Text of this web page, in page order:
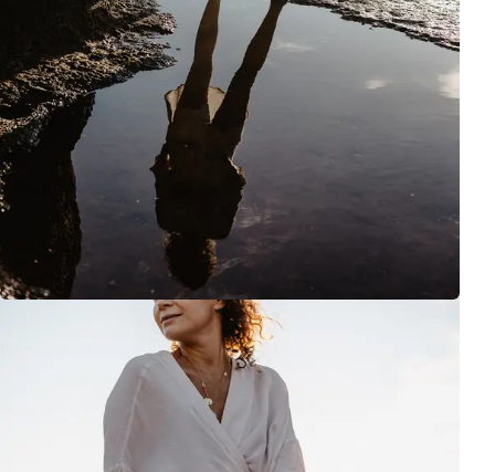
Podczas sesji rozmawiałyśmy o tym, jak ważne jest zatrzymanie
się w codziennym pędzie i dostrzeżenie piękna, które nas otacza.
Monika ma w tym szczególny talent – potrafi znaleźć magię w
najprostszych momentach.